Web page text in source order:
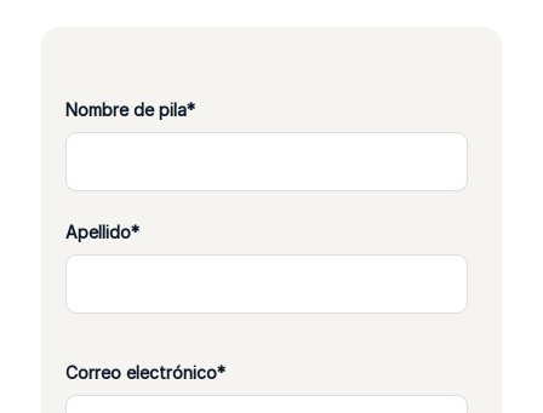
Nombre de pila*
Apellido*
Correo electrónico*